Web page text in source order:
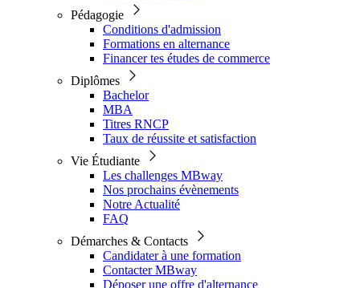
Pédagogie
Conditions d'admission
Formations en alternance
Financer tes études de commerce
Diplômes
Bachelor
MBA
Titres RNCP
Taux de réussite et satisfaction
Vie Étudiante
Les challenges MBway
Nos prochains évènements
Notre Actualité
FAQ
Démarches & Contacts
Candidater à une formation
Contacter MBway
Déposer une offre d'alternance